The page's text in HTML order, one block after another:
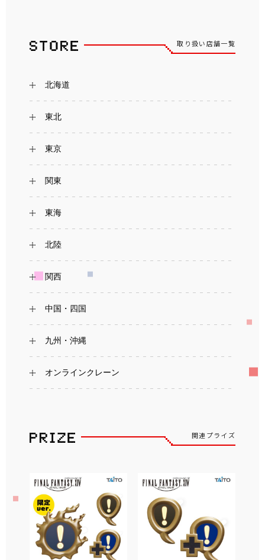
取り扱い店舗一覧
北海道
東北
東京
関東
東海
北陸
関西
中国・四国
九州・沖縄
オンラインクレーン
関連プライズ